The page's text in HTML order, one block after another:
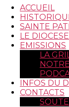
ACCUEIL
SAINTE
LE
EMISSIONS
LA
INFOS DU
CONTACTS